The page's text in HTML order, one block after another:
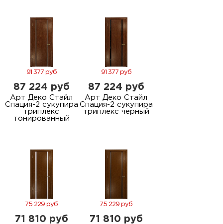
91 377 руб
87 224 руб
Арт Деко Стайл
Спация-2 сукупира
триплекс
тонированный
91 377 руб
87 224 руб
Арт Деко Стайл
Спация-2 сукупира
триплекс черный
75 229 руб
71 810 руб
75 229 руб
71 810 руб